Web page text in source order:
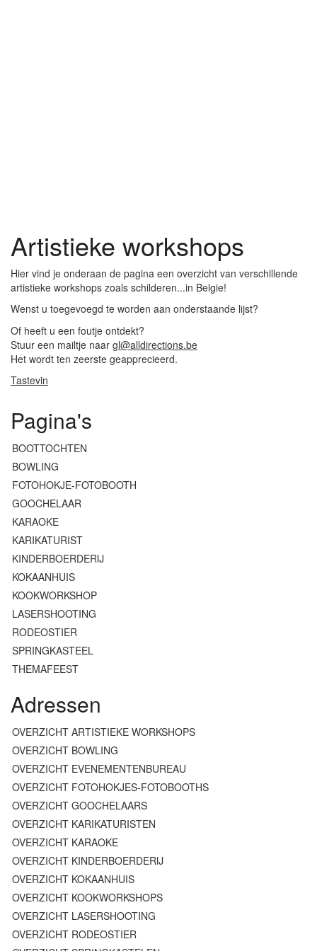
Artistieke workshops
Hier vind je onderaan de pagina een overzicht van verschillende
artistieke workshops zoals schilderen...in Belgie!
Wenst u toegevoegd te worden aan onderstaande lijst?
Of heeft u een foutje ontdekt?
Stuur een mailtje naar gl@alldirections.be
Het wordt ten zeerste geapprecieerd.
Tastevin
Pagina's
BOOTTOCHTEN
BOWLING
FOTOHOKJE-FOTOBOOTH
GOOCHELAAR
KARAOKE
KARIKATURIST
KINDERBOERDERIJ
KOKAANHUIS
KOOKWORKSHOP
LASERSHOOTING
RODEOSTIER
SPRINGKASTEEL
THEMAFEEST
Adressen
OVERZICHT ARTISTIEKE WORKSHOPS
OVERZICHT BOWLING
OVERZICHT EVENEMENTENBUREAU
OVERZICHT FOTOHOKJES-FOTOBOOTHS
OVERZICHT GOOCHELAARS
OVERZICHT KARIKATURISTEN
OVERZICHT KARAOKE
OVERZICHT KINDERBOERDERIJ
OVERZICHT KOKAANHUIS
OVERZICHT KOOKWORKSHOPS
OVERZICHT LASERSHOOTING
OVERZICHT RODEOSTIER